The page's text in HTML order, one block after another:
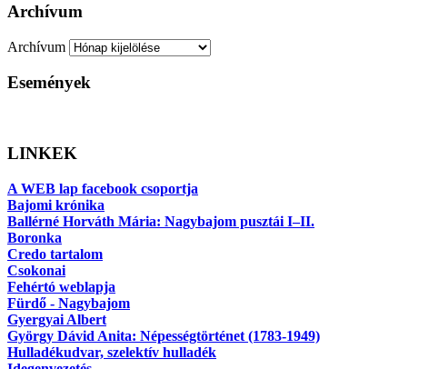
Archívum
Archívum
Események
LINKEK
A WEB lap facebook csoportja
Bajomi krónika
Ballérné Horváth Mária: Nagybajom pusztái I–II.
Boronka
Credo tartalom
Csokonai
Fehértó weblapja
Fürdő - Nagybajom
Gyergyai Albert
György Dávid Anita: Népességtörténet (1783-1949)
Hulladékudvar, szelektív hulladék